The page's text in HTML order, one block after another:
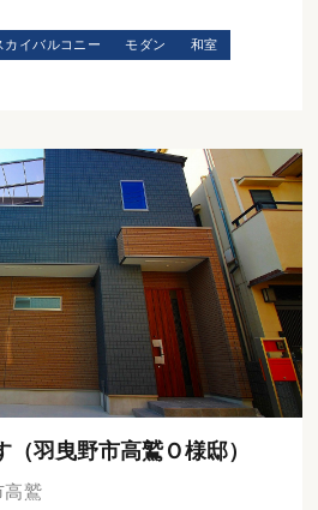
カイバルコニー モダン 和室
羽曳野市高鷲Ｏ様邸）
高鷲